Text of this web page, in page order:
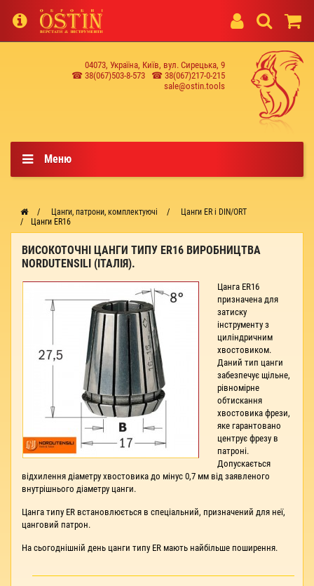
04073, Україна, Київ, вул. Сирецька, 9
☎ 38(067)503-8-573
☎ 38(067)217-0-215
sale@ostin.tools
Меню
Цанги, патрони, комплектуючі
Цанги ER і DIN/ORT
Цанги ER16
ВИСОКОТОЧНІ ЦАНГИ ТИПУ ER16 ВИРОБНИЦТВА
NORDUTENSILI (ІТАЛІЯ).
Цанга ER16
призначена для
затиску
інструменту з
циліндричним
хвостовиком.
Даний тип цанги
забезпечує щільне,
рівномірне
обтискання
хвостовика фрези,
яке гарантовано
центрує фрезу в
патроні.
Допускається
відхилення діаметру хвостовика до мінус 0,7 мм від заявленого
внутрішнього діаметру цанги.
Цанга типу ER встановлюється в спеціальний, призначений для неї,
цанговий патрон.
На сьогоднішній день цанги типу ER мають найбільше поширення.